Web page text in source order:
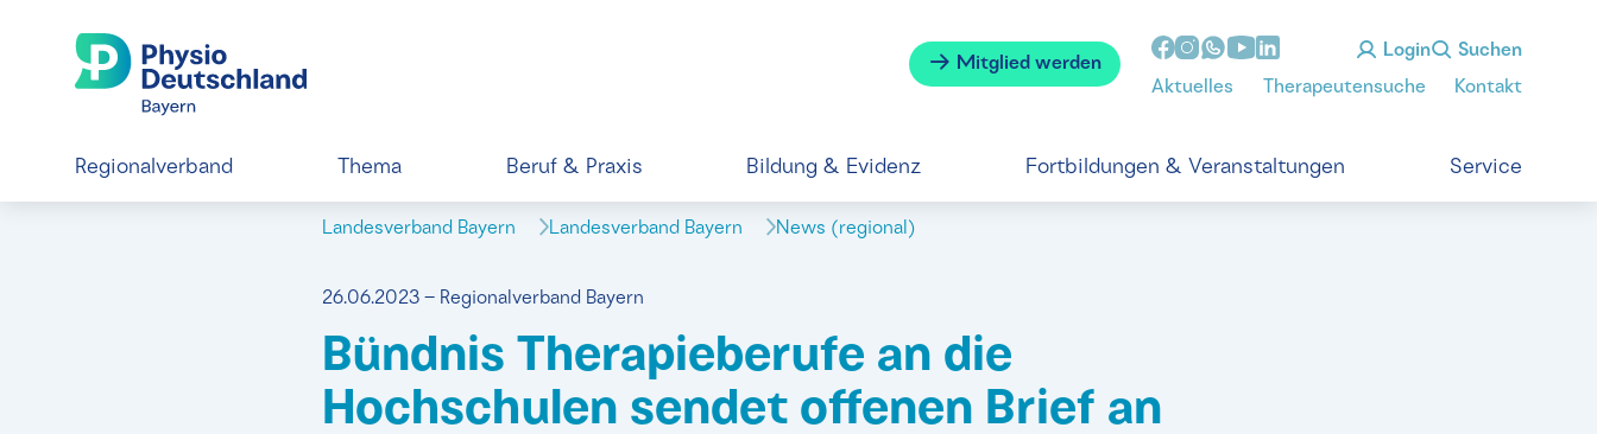
Mitglied werden
Login Suchen
Aktuelles Therapeutensuche Kontakt
Regionalverband Thema Beruf & Praxis Bildung & Evidenz Fortbildungen & Veranstaltungen Service
Landesverband Bayern Landesverband Bayern News (regional)
26.06.2023 – Regionalverband Bayern
Bündnis Therapieberufe an die
Hochschulen sendet offenen Brief an